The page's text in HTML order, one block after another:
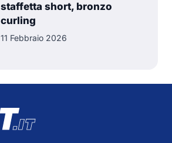
staffetta short, bronzo
curling
11 Febbraio 2026